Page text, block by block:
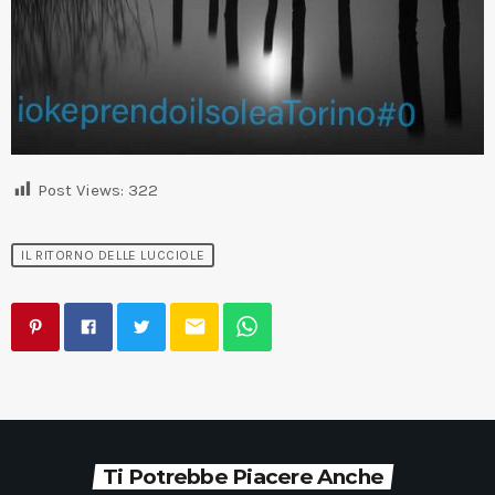
Post Views: 322
IL RITORNO DELLE LUCCIOLE
email
Ti Potrebbe Piacere Anche